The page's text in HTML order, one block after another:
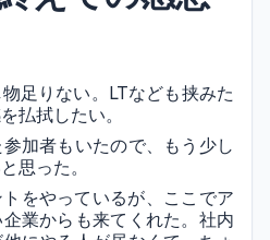
足りない。LTなども挟みた
払拭したい。
加者もいたので、もう少し
思った。
をやっているが、ここでア
業からも来てくれた。社内